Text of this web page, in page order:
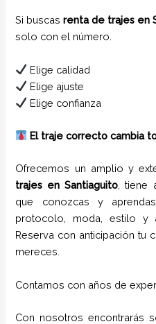
Si buscasrenta de trajes en
solo con el número.
Elige calidad
Elige ajuste
Elige confianza
El traje correcto cambia
Ofrecemos un amplio y
trajes enSantiaguito , tiene
que conozcas y
protocolo, moda, estilo y
Reserva con anticipación tu
mereces.
Contamos con años de
Con nosotros encontrarás